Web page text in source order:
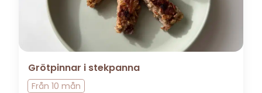
Grötpinnar i stekpanna
Från 10 mån